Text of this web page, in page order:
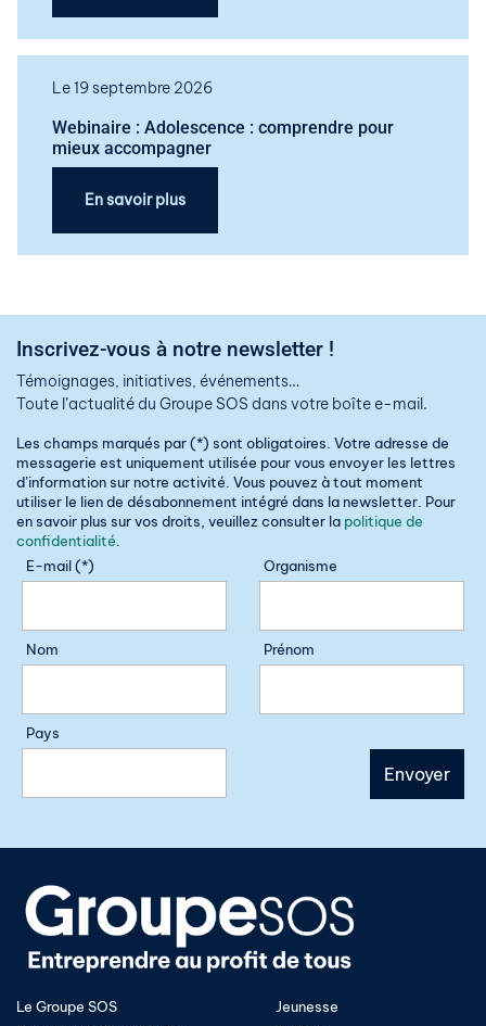
Le 19 septembre 2026
Webinaire : Adolescence : comprendre pour
mieux accompagner
En savoir plus
Inscrivez-vous à notre newsletter !
Témoignages, initiatives, événements…
Toute l’actualité du Groupe SOS dans votre boîte e-mail.
Les champs marqués par (*) sont obligatoires. Votre adresse de
messagerie est uniquement utilisée pour vous envoyer les lettres
d’information sur notre activité. Vous pouvez à tout moment
utiliser le lien de désabonnement intégré dans la newsletter. Pour
en savoir plus sur vos droits, veuillez consulter la politique de
confidentialité.
E-mail (*)
Organisme
Nom Prénom
Pays
Le Groupe SOS
Jeunesse